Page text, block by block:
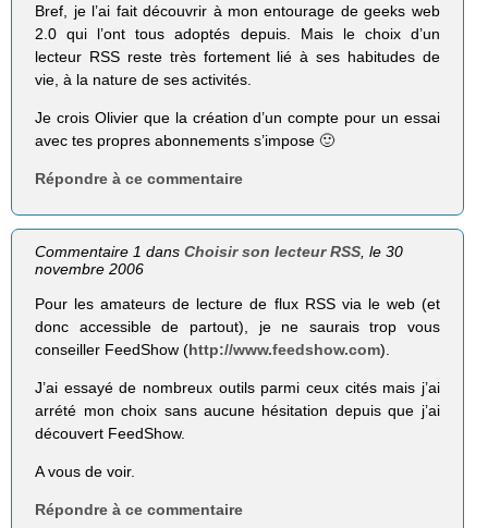
Bref, je l’ai fait découvrir à mon entourage de geeks web
2.0 qui l’ont tous adoptés depuis. Mais le choix d’un
lecteur RSS reste très fortement lié à ses habitudes de
vie, à la nature de ses activités.
Je crois Olivier que la création d’un compte pour un essai
avec tes propres abonnements s’impose 🙂
Répondre à ce commentaire
Commentaire 1 dansChoisir son lecteur RSS , le 30
novembre 2006
Pour les amateurs de lecture de flux RSS via le web (et
donc accessible de partout), je ne saurais trop vous
conseiller FeedShow (http://www.feedshow.com).
J’ai essayé de nombreux outils parmi ceux cités mais j’ai
arrété mon choix sans aucune hésitation depuis que j’ai
découvert FeedShow.
A vous de voir.
Répondre à ce commentaire